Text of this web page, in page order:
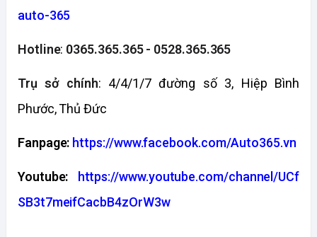
auto-365
Hotline: 0365.365.365 - 0528.365.365
Trụ sở chính: 4/4/1/7 đường số 3, Hiệp Bình
Phước, Thủ Đức
Fanpage: https://www.facebook.com/Auto365.vn
Youtube:
https://www.youtube.com/channel/UCf
SB3t7meifCacbB4zOrW3w